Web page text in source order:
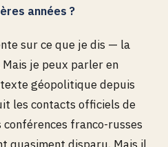
années ?
sur ce que je dis — la
je peux parler en
géopolitique depuis
les contacts officiels de
franco-russes